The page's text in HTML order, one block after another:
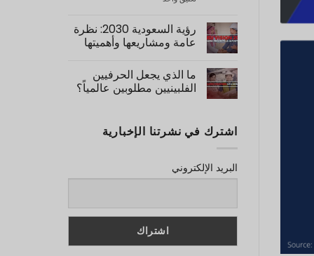
Industry
Driving
Global
Demand
Manpower
for
Construction
Projects
رؤية السعودية 2030: نظرة
عامة ومشاريعها وأهميتها
تعليقات
على
Saudi
Projects,
&
ما الذي يجعل الحرفيين
الفلبينيين مطلوبين عالمياً؟
على
What
Tradesmen
So
اشترك في نشرتنا الإخبارية
البريد الإلكتروني